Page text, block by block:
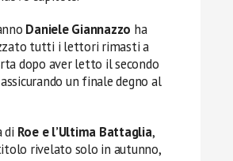
Daniele Giannazzo ha
tutti i lettori rimasti a
dopo aver letto il secondo
un finale degno al
di Roe e l’Ultima Battaglia,
rivelato solo in autunno,